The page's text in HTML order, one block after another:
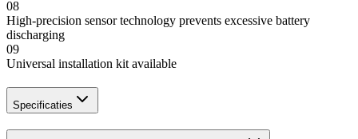
08
High-precision sensor technology prevents excessive battery
discharging
09
Universal installation kit available
Specificaties